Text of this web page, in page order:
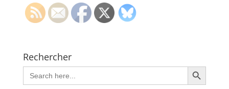
Rechercher
Search
for:
Search Button